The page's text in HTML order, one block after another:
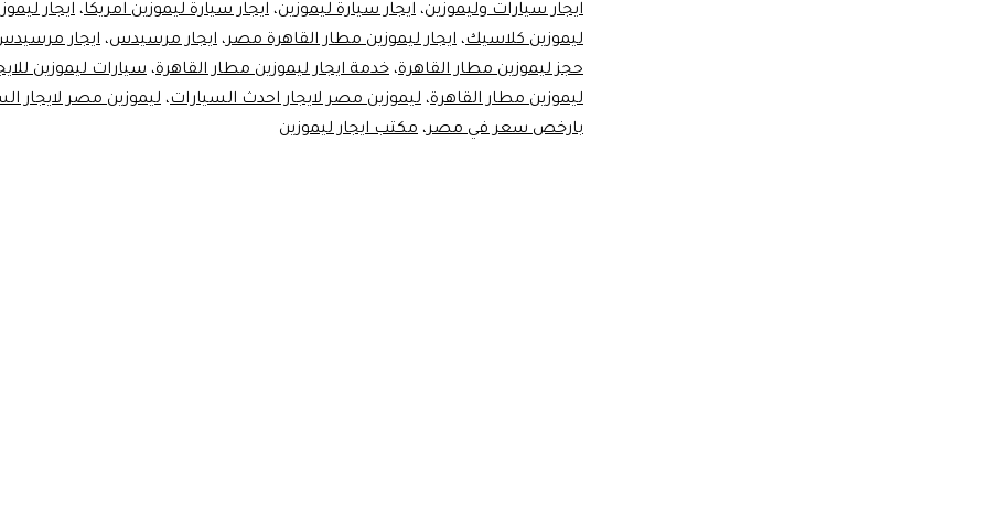
ايجار سيارات وليموزين، ايجار سيارة ليموزين، ايجار سيارة ليموزين امريكا، ايجار
ليموزين كلاسيك، ايجار ليموزين مطار القاهرة مصر، ايجار مرسيدس، ايجار
حجز ليموزين مطار القاهرة، خدمة ايجار ليموزين مطار القاهرة، سيارات ليموزين
ليموزين مطار القاهرة، ليموزين مصر لايجار احدث السيارات، ليموزين مصر لايجار
بارخص سعر في مصر، مكتب ايجار ليموزين